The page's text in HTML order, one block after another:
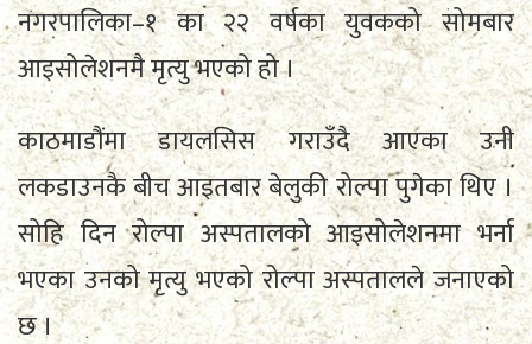
नगरपालिका–१ का २२ वर्षका युवकको सोमबार
आइसोलेशनमै मृत्यु भएको हो ।
काठमाडौंमा डायलसिस गराउँदै आएका उनी
लकडाउनकै बीच आइतबार बेलुकी रोल्पा पुगेका थिए ।
सोहि दिन रोल्पा अस्पतालको आइसोलेशनमा भर्ना
भएका उनको मृत्यु भएको रोल्पा अस्पतालले जनाएको
छ ।